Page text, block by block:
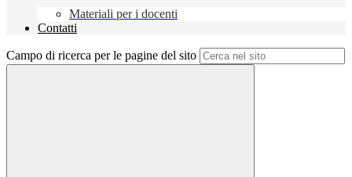
Materiali per i docenti
Contatti
Campo di ricerca per le pagine del sito